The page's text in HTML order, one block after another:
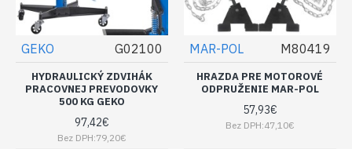
GEKO G02100
HYDRAULICKÝ ZDVIHÁK
PRACOVNEJ PREVODOVKY
500 KG GEKO
97,42€
Bez DPH:79,20€
MAR-POL M80419
HRAZDA PRE MOTOROVÉ
ODPRUŽENIE MAR-POL
57,93€
Bez DPH:47,10€